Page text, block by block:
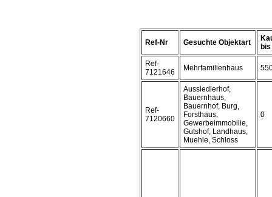
Ref-Nr Gesuchte Objektart
bis
Ref-
7121646
Mehrfamilienhaus
Ref-
7120660
Aussiedlerhof,
Bauernhaus,
Bauernhof, Burg,
Forsthaus,
Gewerbeimmobilie,
Gutshof, Landhaus,
Muehle, Schloss
0